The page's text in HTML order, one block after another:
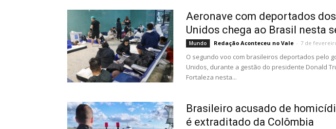
Aeronave com deportados
Unidos chega ao Brasil nesta
Mundo Redação Aconteceu no Vale - 7 de
O segundo voo com brasileiros deportados pelo
Unidos, durante a gestão do presidente Donald
Fortaleza nesta...
Brasileiro acusado de
é extraditado da Colômbia